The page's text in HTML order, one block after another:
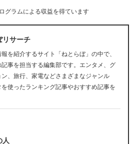
グラムによる収益を得ています
リサーチ
を紹介するサイト「ねとらぼ」の中で、
事を担当する編集部です。エンタメ、グ
、旅行、家電などさまざまなジャンル
使ったランキング記事やおすすめ記事を
人